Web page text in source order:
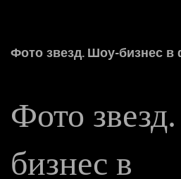
Фото звезд. Шоу-бизнес
Фото
бизнес в